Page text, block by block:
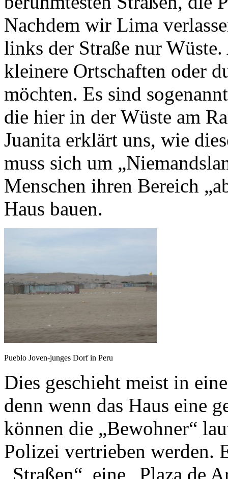
Nachdem wir Lima
links der Straße nur
kleinere Ortschaften oder
möchten. Es sind
die hier in der Wüste am
Juanita erklärt uns, wie
muss sich um
Menschen ihren Bereich
Haus bauen.
Pueblo Joven-junges Dorf in Peru
Dies geschieht meist in
denn wenn das Haus eine
können die „Bewohner“
Polizei vertrieben werden.
„Straßen“, eine „Plaza de